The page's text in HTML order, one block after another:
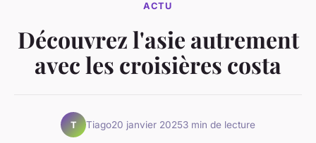
ACTU
Découvrez l'asie autrement
avec les croisières costa
T Tiago20 janvier 20253 min de lecture